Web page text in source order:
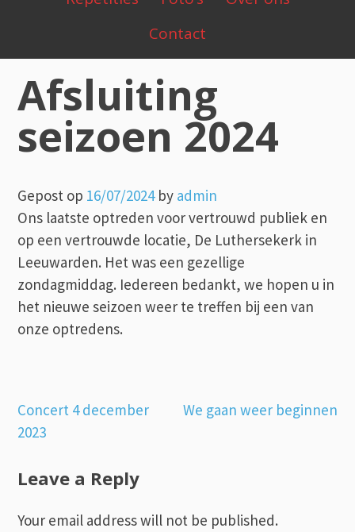
Contact
Afsluiting
seizoen 2024
Gepost op 16/07/2024by admin
Ons laatste optreden voor vertrouwd publiek en
op een vertrouwde locatie, De Luthersekerk in
Leeuwarden. Het was een gezellige
zondagmiddag. Iedereen bedankt, we hopen u in
het nieuwe seizoen weer te treffen bij een van
onze optredens.
Post
navigation
Concert 4 december
2023
We gaan weer beginnen
Leave a Reply
Your email address will not be published.